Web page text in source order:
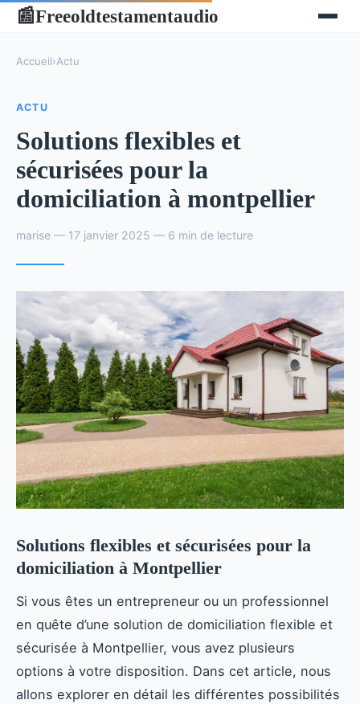
📰Freeoldtestamentaudio
Accueil›Actu
ACTU
Solutions flexibles et
sécurisées pour la
domiciliation à montpellier
marise — 17 janvier 2025 — 6 min de lecture
Solutions flexibles et sécurisées pour la
domiciliation à Montpellier
Si vous êtes un entrepreneur ou un professionnel
en quête d’une solution de domiciliation flexible et
sécurisée à Montpellier, vous avez plusieurs
options à votre disposition. Dans cet article, nous
allons explorer en détail les différentes possibilités